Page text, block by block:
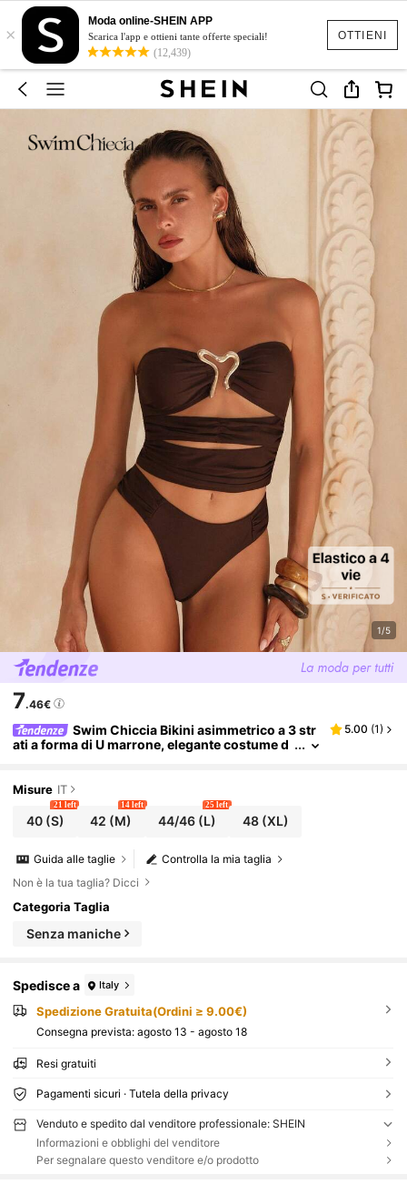
OTTIENI
×
Moda online-SHEIN APP
Scarica l'app e ottieni tante offerte speciali!
(12,439)
1/5
7.46€
Swim Chiccia Bikini asimmetrico a 3 str
ati a forma di U marrone, elegante costume d
nuovo arrivo di costumi da bagno per donna, ada
tto per scuola, vacanze, appuntamenti, pomeriggi
o del tè, stile occidentale, crociera, spiaggia, isol
a, viaggio su strada, tutte le stagioni, festival mus
icali, vacanze bohémien, vacanze bohémien, autu
nno rilassato, stile boho occidentale, top eleganti
per donna, set di bikini marrone
5.00 (1)
Misure IT
40(S)
21 left
42 (M)
14 left
44/46(L)
25 left
48(XL)
Controlla la mia taglia
Guida alle taglie
Non è la tua taglia? Dicci
Categoria Taglia
Senza maniche
Spedisce a Italy
Spedizione Gratuita(Ordini ≥ 9.00€)
Consegna prevista: agosto 13 - agosto 18
Resi gratuiti
Pagamenti sicuri · Tutela della privacy
Venduto e spedito dal venditore professionale: SHEIN
Informazioni e obblighi del venditore
Per segnalare questo venditore e/o prodotto